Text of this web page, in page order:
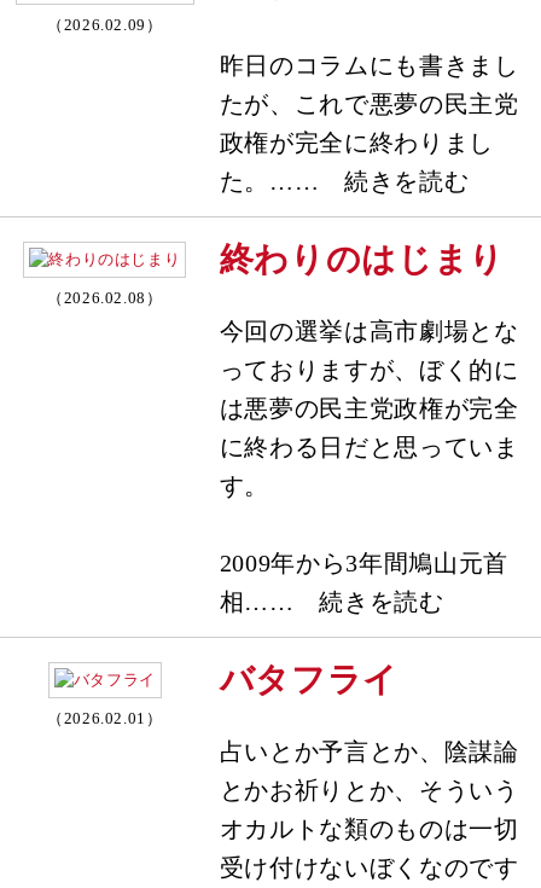
（2026.02.09）
昨日のコラムにも書きまし
たが、これで悪夢の民主党
政権が完全に終わりまし
た。…… 続きを読む
（2026.02.08）
終わりのはじまり
今回の選挙は高市劇場とな
っておりますが、ぼく的に
は悪夢の民主党政権が完全
に終わる日だと思っていま
す。
2009年から3年間鳩山元首
相…… 続きを読む
（2026.02.01）
バタフライ
占いとか予言とか、陰謀論
とかお祈りとか、そういう
オカルトな類のものは一切
受け付けないぼくなのです